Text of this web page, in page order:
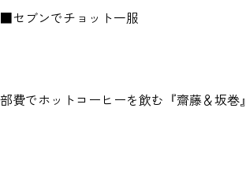
■セブンでチョット一服
部費でホットコーヒーを飲む『齋藤＆坂巻』